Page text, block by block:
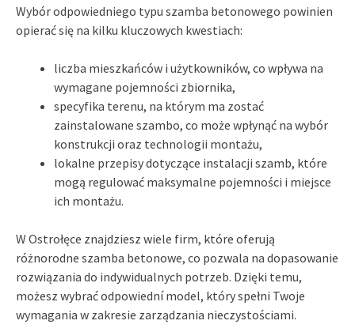
Wybór odpowiedniego typu szamba betonowego powinien
opierać się na kilku kluczowych kwestiach:
liczba mieszkańców i użytkowników, co wpływa na
wymagane pojemności zbiornika,
specyfika terenu, na którym ma zostać
zainstalowane szambo, co może wpłynąć na wybór
konstrukcji oraz technologii montażu,
lokalne przepisy dotyczące instalacji szamb, które
mogą regulować maksymalne pojemności i miejsce
ich montażu.
W Ostrołęce znajdziesz wiele firm, które oferują
różnorodne szamba betonowe, co pozwala na dopasowanie
rozwiązania do indywidualnych potrzeb. Dzięki temu,
możesz wybrać odpowiední model, który spełni Twoje
wymagania w zakresie zarządzania nieczystościami.